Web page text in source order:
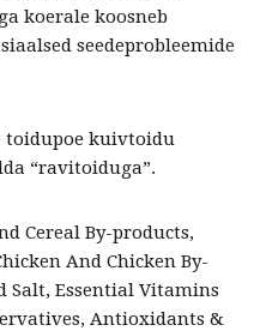
koerale koosneb
seedeprobleemide
toidupoe kuivtoidu
“ravitoiduga”.
Cereal By-products,
And Chicken By-
Salt, Essential Vitamins
Antioxidants &